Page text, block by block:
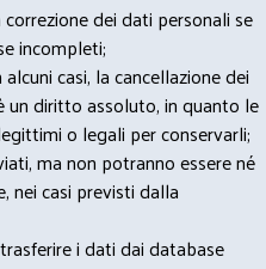
dei dati personali se
incompleti;
casi, la cancellazione dei
diritto assoluto, in quanto le
o legali per conservarli;
ma non potranno essere né
casi previsti dalla
i dati dai database